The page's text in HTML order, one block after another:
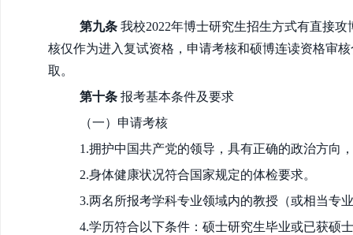
第九条 我校2022年博士研究生招生方式有直接
核仅作为进入复试资格，申请考核和硕博连读资格审
取。
第十条 报考基本条件及要求
（一）申请考核
1.拥护中国共产党的领导，具有正确的政治方向
2.身体健康状况符合国家规定的体检要求。
3.两名所报考学科专业领域内的教授（或相当专
4.学历符合以下条件：硕士研究生毕业或已获硕